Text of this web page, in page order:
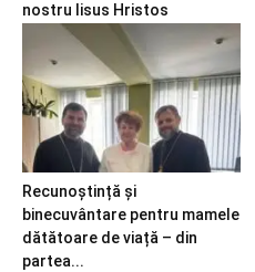
nostru Iisus Hristos
Recunoștință și
binecuvântare pentru mamele
dătătoare de viață – din
partea...